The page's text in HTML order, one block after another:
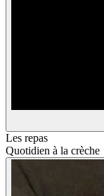
Les repas
Quotidien à la crèche